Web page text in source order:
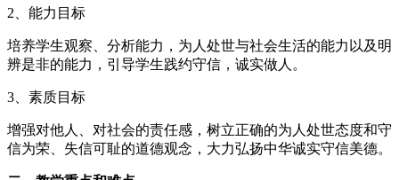
2、能力目标
培养学生观察、分析能力，为人处世与社会生活的能力以及明
辨是非的能力，引导学生践约守信，诚实做人。
3、素质目标
增强对他人、对社会的责任感，树立正确的为人处世态度和守
信为荣、失信可耻的道德观念，大力弘扬中华诚实守信美德。